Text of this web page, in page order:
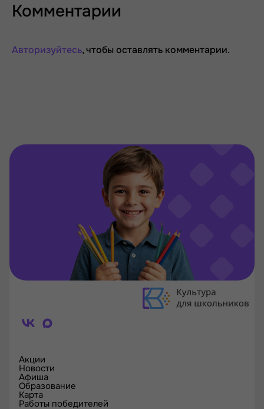
Комментарии
Авторизуйтесь, чтобы оставлять комментарии.
Акции
Новости
Афиша
Образование
Карта
Работы победителей